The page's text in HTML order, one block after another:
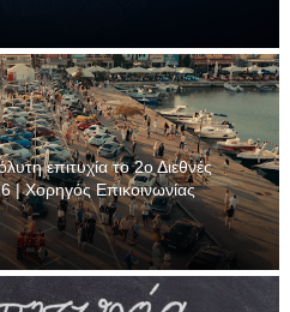
επιτυχία το 2ο Διεθνές
| Χορηγός Επικοινωνίας